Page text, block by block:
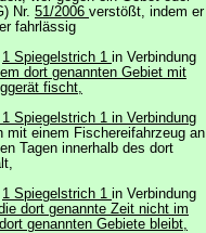
Nr. 51/2006 verstößt, indem er
fahrlässig
1 Spiegelstrich 1 in Verbindung
dort genannten Gebiet mit
fischt,
Spiegelstrich 1 in Verbindung
mit einem Fischereifahrzeug an
Tagen innerhalb des dort
1 Spiegelstrich 1 in Verbindung
dort genannte Zeit nicht im
genannten Gebiete bleibt,